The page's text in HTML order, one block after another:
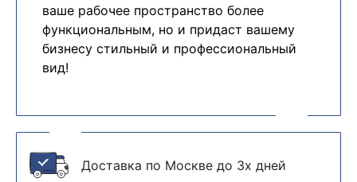
ваше рабочее пространство более
функциональным, но и придаст вашему
бизнесу стильный и профессиональный
вид!
Доставка по Москве до 3х дней